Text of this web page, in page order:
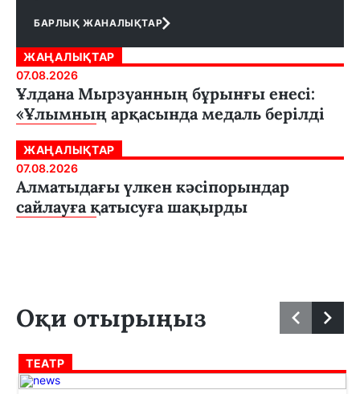
БАРЛЫҚ ЖАНАЛЫҚТАР
ЖАҢАЛЫҚТАР
07.08.2026
Ұлдана Мырзуанның бұрынғы енесі:
«Ұлымның арқасында медаль берілді
ЖАҢАЛЫҚТАР
07.08.2026
Алматыдағы үлкен кәсіпорындар
сайлауға қатысуға шақырды
Оқи отырыңыз
ТЕАТР